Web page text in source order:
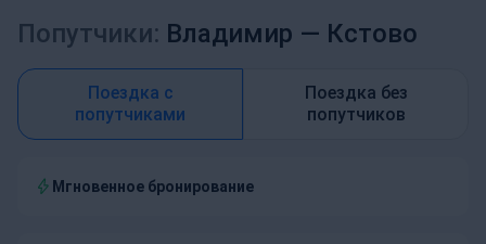
Попутчики: Владимир — Кстово
Поездка с
попутчиками
Поездка без
попутчиков
Мгновенное бронирование